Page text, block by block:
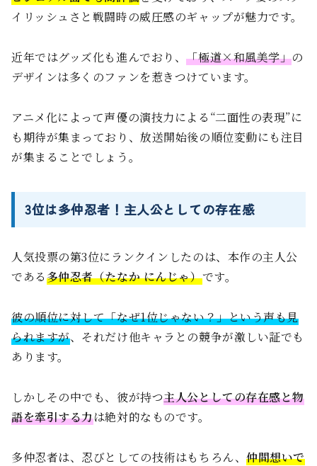
イリッシュさと戦闘時の威圧感のギャップが魅力です。
近年ではグッズ化も進んでおり、「極道×和風美学」の
デザインは多くのファンを惹きつけています。
アニメ化によって声優の演技力による“二面性の表現”に
も期待が集まっており、放送開始後の順位変動にも注目
が集まることでしょう。
3位は多仲忍者！主人公としての存在感
人気投票の第3位にランクインしたのは、本作の主人公
である多仲忍者（たなか にんじゃ）です。
彼の順位に対して「なぜ1位じゃない？」という声も見
られますが、それだけ他キャラとの競争が激しい証でも
あります。
しかしその中でも、彼が持つ主人公としての存在感と物
語を牽引する力は絶対的なものです。
多仲忍者は、忍びとしての技術はもちろん、仲間想いで